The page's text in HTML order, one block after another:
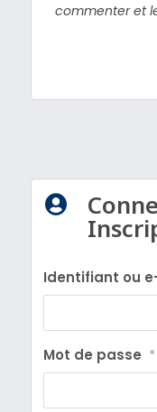
commenter et

Identifiant ou
Mot de passe *